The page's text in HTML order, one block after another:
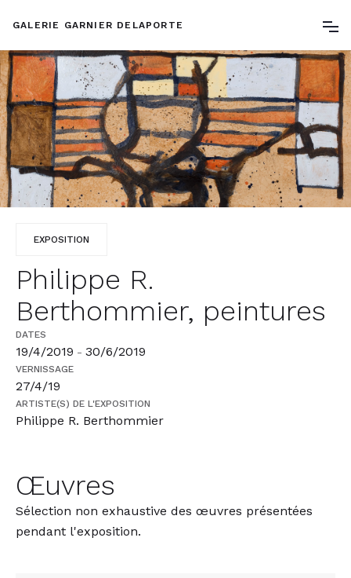
GALERIE GARNIER DELAPORTE
EXPOSITION
Philippe R.
Berthommier, peintures
DATES
19/4/2019 - 30/6/2019
VERNISSAGE
27/4/19
ARTISTE(S) DE L'EXPOSITION
Philippe R. Berthommier
Œuvres
Sélection non exhaustive des œuvres présentées
pendant l'exposition.